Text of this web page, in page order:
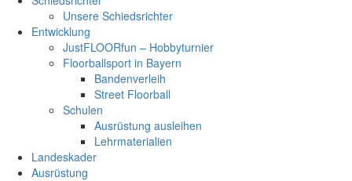
Unsere Schiedsrichter
Entwicklung
JustFLOORfun – Hobbyturnier
Floorballsport in Bayern
Bandenverleih
Street Floorball
Schulen
Ausrüstung ausleihen
Lehrmaterialien
Landeskader
Ausrüstung